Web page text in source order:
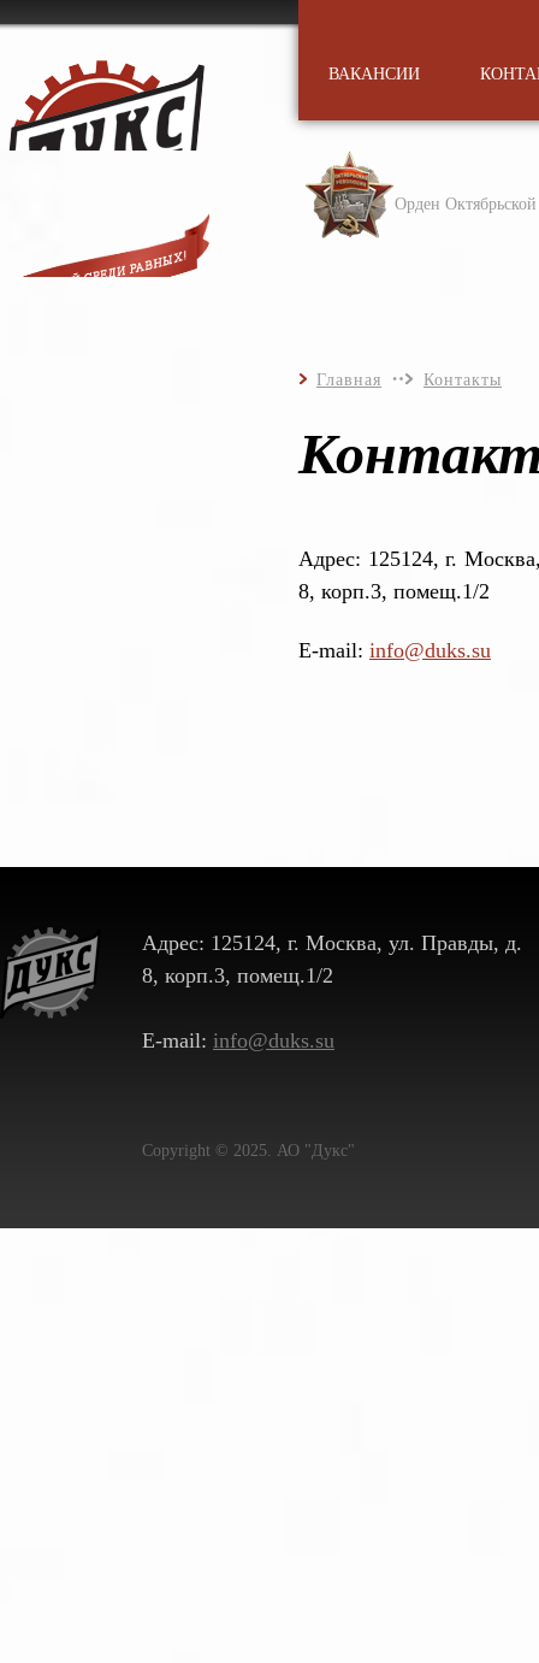
Орден
ВАКАНСИИ
Главная Контакты
Адрес: 125124, г.
8, корп.3, помещ.1/2
E-mail: info@duks.su
Адрес: 125124, г. Москва, ул. Правды, д.
8, корп.3, помещ.1/2
E-mail: info@duks.su
Copyright © 2025. АО "Дукс"